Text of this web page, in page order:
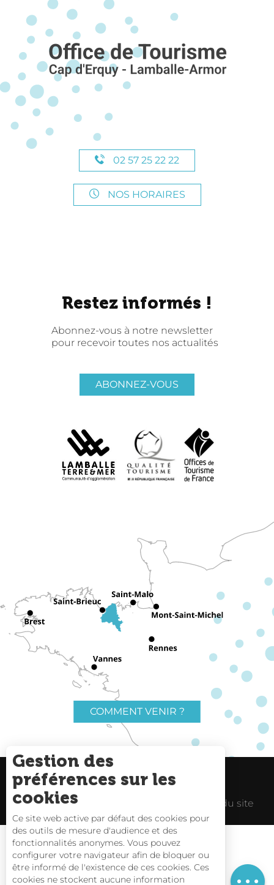
Description
02 57 25 22 22
NOS HORAIRES
Restez informés !
Abonnez-vous à notre newsletter
pour recevoir toutes nos actualités
ABONNEZ-VOUS
COMMENT VENIR ?
Charte du voyageur Liens utiles
Espace Pro Plan du site
Carte interactive
Gestion des
préférences sur les
cookies
Ce site web active par défaut des cookies pour
des outils de mesure d'audience et des
fonctionnalités anonymes. Vous pouvez
configurer votre navigateur afin de bloquer ou
être informé de l'existence de ces cookies. Ces
cookies ne stockent aucune information